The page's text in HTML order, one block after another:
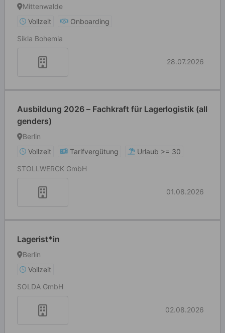
Mittenwalde
Vollzeit
Onboarding
Sikla Bohemia
28.07.2026
Ausbildung 2026 – Fachkraft für Lagerlogistik (all
genders)
Berlin
Vollzeit
Tarifvergütung
Urlaub >= 30
STOLLWERCK GmbH
01.08.2026
Lagerist*in
Berlin
Vollzeit
SOLDA GmbH
02.08.2026